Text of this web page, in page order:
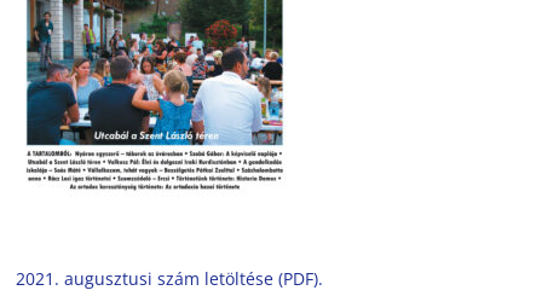
2021. augusztusi szám letöltése (PDF).